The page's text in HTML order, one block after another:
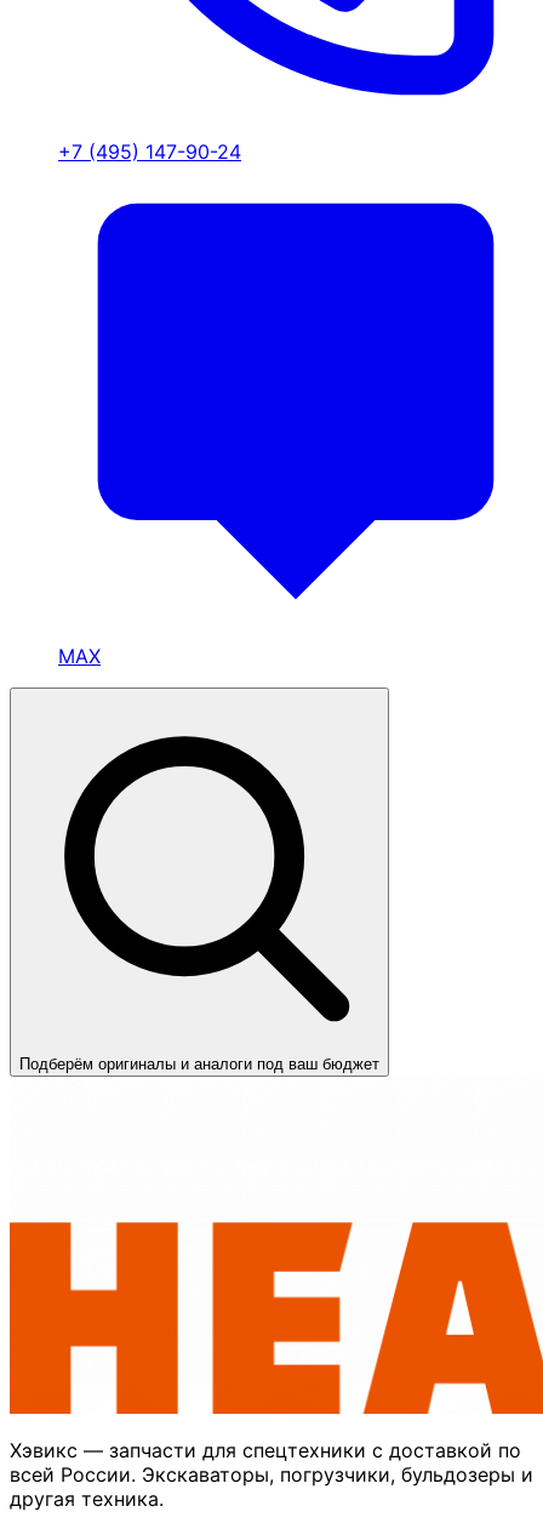
+7 (495) 147-90-24
MAX
Подберём оригиналы и аналоги под ваш бюджет
Хэвикс — запчасти для спецтехники с доставкой по
всей России. Экскаваторы, погрузчики, бульдозеры и
другая техника.